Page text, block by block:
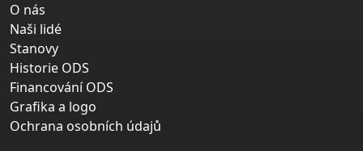
O nás
Naši lidé
Stanovy
Historie ODS
Financování ODS
Grafika a logo
Ochrana osobních údajů